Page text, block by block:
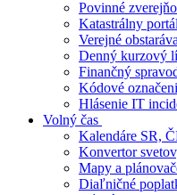
Povinné
Katastrálny
Verejné
Denný kurzový
Finančný
Kódové
Hlásenie IT
Volný čas
Kalendáre SR,
Konvertor
Mapy a
Diaľničné